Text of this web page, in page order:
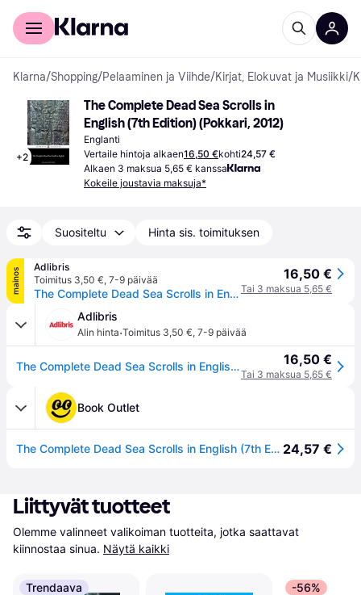
Kuluttajille
Klarna/Shopping/Pelaaminen ja Viihde/Kirjat, Elokuvat ja Musiikki/
+2
The Complete Dead Sea Scrolls in
English (7th Edition) (Pokkari, 2012)
Englanti
Vertaile hintoja alkaen16,50 €kohti24,57 €
Alkaen 3 maksua 5,65 € kanssa
Kokeile joustavia maksuja*
Suositeltu Hinta sis. toimituksen
mainos
Adlibris
Toimitus 3,50 €, 7-9 päivää
The Complete Dead Sea Scrolls in English (7th Edition)
16,50 €
Tai 3 maksua 5,65 €
Adlibris
Alin hinta·Toimitus 3,50 €, 7-9 päivää
The Complete Dead Sea Scrolls in English (7th Edition) 16,50 €
Tai 3 maksua 5,65 €
Book Outlet
The Complete Dead Sea Scrolls in English (7th Edition) 24,57 €
Liittyvät tuotteet
Olemme valinneet valikoiman tuotteita, jotka saattavat
kiinnostaa sinua. Näytä kaikki
Trendaava -56%